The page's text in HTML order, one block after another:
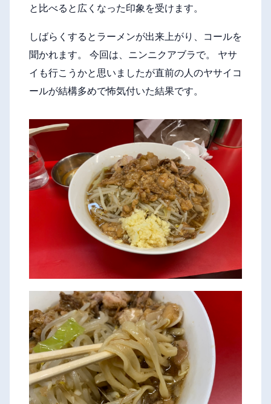
と比べると広くなった印象を受けます。
しばらくするとラーメンが出来上がり、コールを
聞かれます。 今回は、ニンニクアブラで。 ヤサ
イも行こうかと思いましたが直前の人のヤサイコ
ールが結構多めで怖気付いた結果です。